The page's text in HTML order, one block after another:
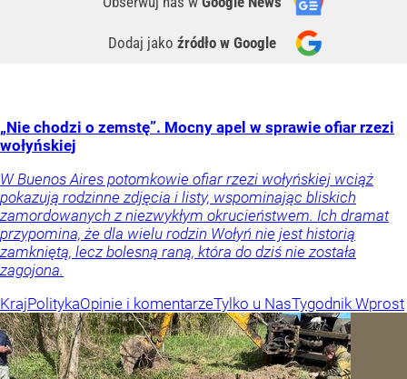
Dodaj jako źródło w Google
„Nie chodzi o zemstę”. Mocny apel w sprawie ofiar rzezi
wołyńskiej
W Buenos Aires potomkowie ofiar rzezi wołyńskiej wciąż
pokazują rodzinne zdjęcia i listy, wspominając bliskich
zamordowanych z niezwykłym okrucieństwem. Ich dramat
przypomina, że dla wielu rodzin Wołyń nie jest historią
zamkniętą, lecz bolesną raną, która do dziś nie została
zagojona.
KrajPolitykaOpinie i komentarzeTylko u NasTygodnik Wprost